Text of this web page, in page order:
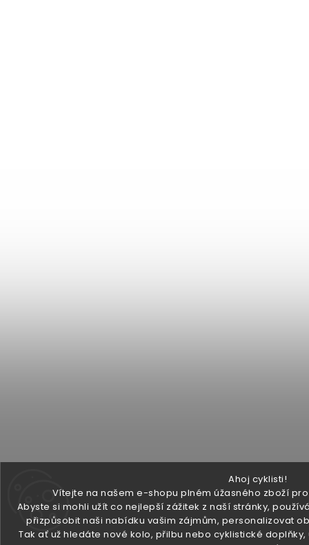
Ahoj cyklisti!
Vítejte na našem e-shopu plném úžasného zboží
Abyste si mohli užít co nejlepší zážitek z naší stránky,
přizpůsobit naši nabídku vašim zájmům, personalizovat
Tak ať už hledáte nové kolo, přilbu nebo cyklistické